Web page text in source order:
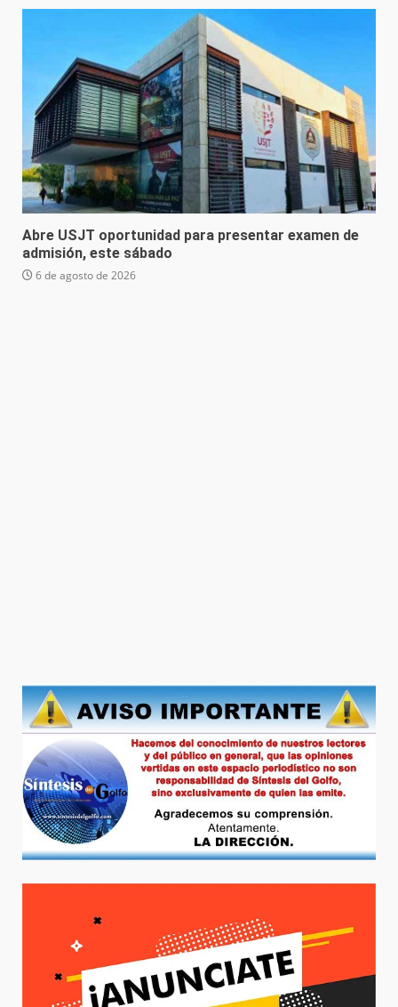
Abre USJT oportunidad para presentar examen de
admisión, este sábado
6 de agosto de 2026